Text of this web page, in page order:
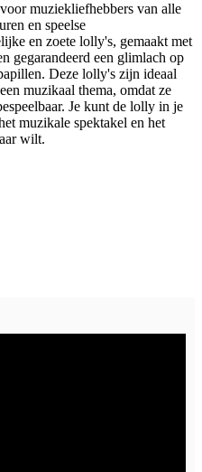
muziekliefhebbers van alle
en speelse
en zoete lolly's, gemaakt met
gegarandeerd een glimlach op
Deze lolly's zijn ideaal
muzikaal thema, omdat ze
Je kunt de lolly in je
muzikale spektakel en het
wilt.